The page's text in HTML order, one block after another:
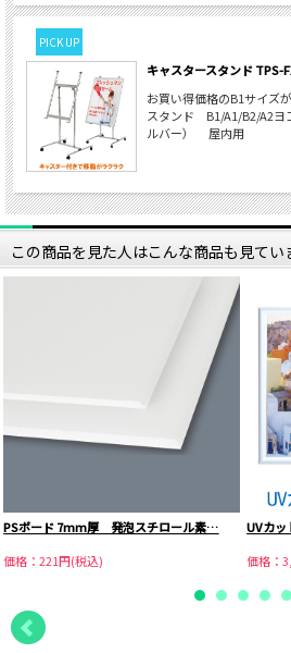
PICK UP
キャスタースタンド TPS-
お買い得価格のB1サイズ
スタンド B1/A1/B2/A2
ルバー） 屋内用
この商品を見た人はこんな商品も見てい
PSボード 7mm厚 発泡スチロール素…
価格：221円(税込)
UVカ
価格：